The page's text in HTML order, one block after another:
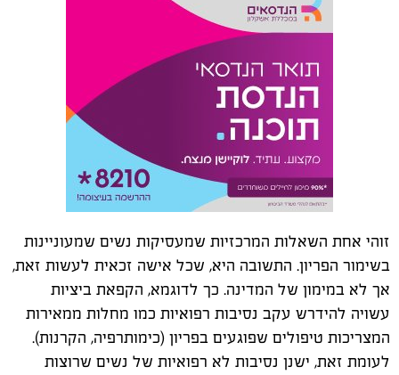
זוהי אחת השאלות המרכזיות שמעסיקות נשים שמעוניינות
בשימור הפריון. התשובה היא, שכל אישה זכאית לעשות זאת,
אך לא במימון של המדינה. כך לדוגמא, הקפאת ביציות
עשויה להידרש עקב נסיבות רפואיות כמו מחלות ממאירות
המצריכות טיפולים שפוגעים בפריון (כימותרפיה, הקרנות).
לעומת זאת, ישנן נסיבות לא רפואיות של נשים שרוצות